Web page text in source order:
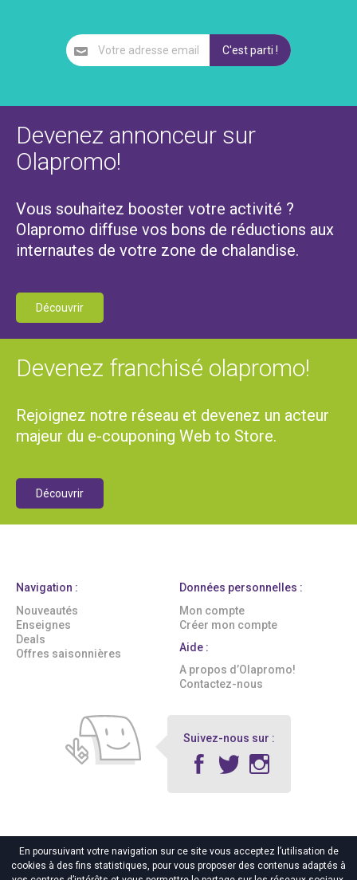
Devenez annonceur sur
Olapromo!
Vous souhaitez booster votre activité ?
Olapromo diffuse vos bons de réductions aux
internautes de votre zone de chalandise.
Découvrir
Devenez franchisé olapromo!
Rejoignez notre réseau et devenez un acteur
majeur du e-couponing Web to Store.
Découvrir
Navigation :
Nouveautés
Enseignes
Deals
Offres saisonnières
Données personnelles :
Mon compte
Créer mon compte
Aide :
A propos d’Olapromo!
Contactez-nous
Suivez-nous sur :
En poursuivant votre navigation sur ce site vous acceptez l’utilisation de
cookies à des fins statistiques, pour vous proposer des contenus adaptés à